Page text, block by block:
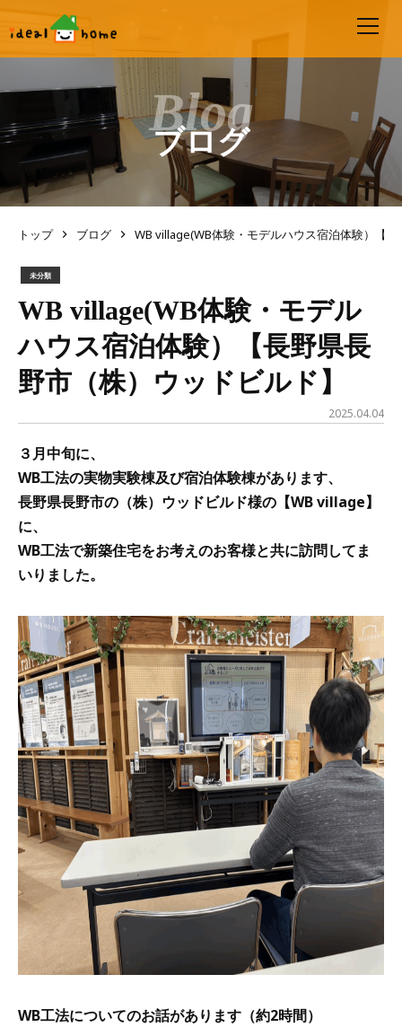
ブログ
トップ ブログ WB village(WB体験・モデルハウス宿泊体験）【
未分類
WB village(WB体験・モデル
ハウス宿泊体験）【長野県長
野市（株）ウッドビルド】
2025.04.04
３月中旬に、
WB工法の実物実験棟及び宿泊体験棟があります、
長野県長野市の（株）ウッドビルド様の【WB village】
に、
WB工法で新築住宅をお考えのお客様と共に訪問してま
いりました。
WB工法についてのお話があります（約2時間）